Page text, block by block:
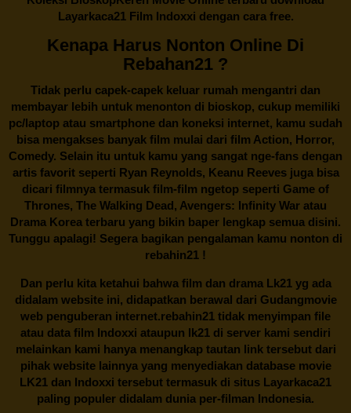
Layarkaca21 Film Indoxxi dengan cara free.
Kenapa Harus Nonton Online Di
Rebahan21 ?
Tidak perlu capek-capek keluar rumah mengantri dan
membayar lebih untuk menonton di bioskop, cukup memiliki
pc/laptop atau smartphone dan koneksi internet, kamu sudah
bisa mengakses banyak film mulai dari film Action, Horror,
Comedy. Selain itu untuk kamu yang sangat nge-fans dengan
artis favorit seperti Ryan Reynolds, Keanu Reeves juga bisa
dicari filmnya termasuk film-film ngetop seperti Game of
Thrones, The Walking Dead, Avengers: Infinity War atau
Drama Korea terbaru yang bikin baper lengkap semua disini.
Tunggu apalagi! Segera bagikan pengalaman kamu nonton di
rebahin21 !
Dan perlu kita ketahui bahwa film dan dramaLk21yg ada
didalam website ini, didapatkan berawal dari Gudangmovie
web penguberan internet.rebahin21 tidak menyimpan file
atau data film Indoxxi ataupun lk21 di server kami sendiri
melainkan kami hanya menangkap tautan link tersebut dari
pihak website lainnya yang menyediakan database movie
LK21 dan Indoxxi tersebut termasuk di situs Layarkaca21
paling populer didalam dunia per-filman Indonesia.